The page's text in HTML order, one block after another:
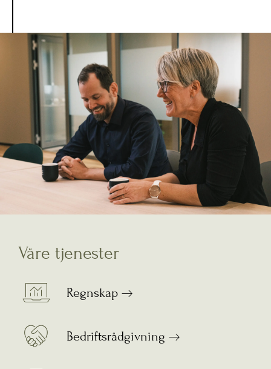
Våre tjenester
Regnskap
Bedriftsrådgivning